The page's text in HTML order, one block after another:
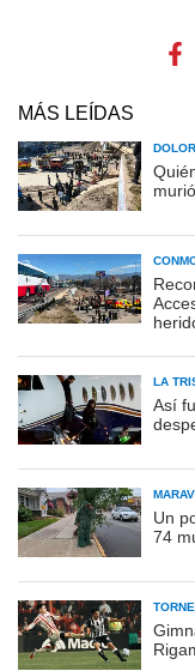
MÁS LEÍDAS
LA
Así
Un
74